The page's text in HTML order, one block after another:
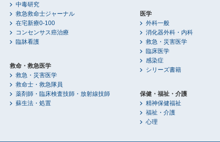
中毒研究
救急救命士ジャーナル
在宅新療0-100
コンセンサス癌治療
臨牀看護
救命・救急医学
救急・災害医学
救命士・救急隊員
薬剤師・臨床検査技師・放射線技師
蘇生法・処置
医学
外科一般
消化器外科・内科
救急・災害医学
臨床医学
感染症
シリーズ書籍
保健・福祉・介護
精神保健福祉
福祉・介護
心理